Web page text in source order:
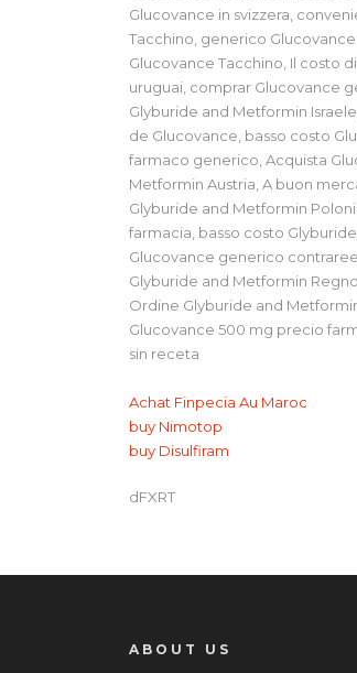
Glucovance in svizzera,
Tacchino, generico
Glucovance Tacchino, Il costo
uruguai, comprar Glucovance
Glyburide and Metformin
de Glucovance, basso costo
farmaco generico, Acquista
Metformin Austria, A buon
Glyburide and Metformin
farmacia, basso costo
Glucovance generico
Glyburide and Metformin
Ordine Glyburide and
Glucovance 500 mg precio
sin receta
Achat Finpecia Au Maroc
buy Nimotop
buy Disulfiram
dFXRT
ABOUT US